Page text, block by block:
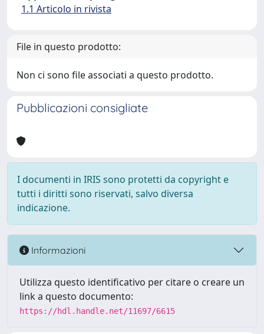
1.1 Articolo in rivista
File in questo prodotto:
Non ci sono file associati a questo prodotto.
Pubblicazioni consigliate
I documenti in IRIS sono protetti da copyright e
tutti i diritti sono riservati, salvo diversa
indicazione.
Informazioni
Utilizza questo identificativo per citare o creare un
link a questo documento:
https://hdl.handle.net/11697/6615